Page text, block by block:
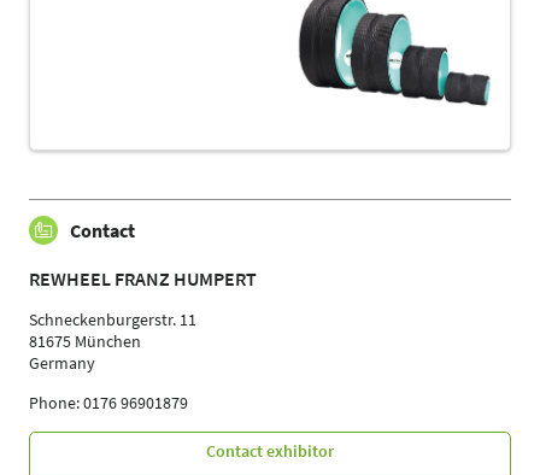
Contact
REWHEEL FRANZ HUMPERT
Schneckenburgerstr. 11
81675 München
Germany
Phone: 0176 96901879
Contact exhibitor